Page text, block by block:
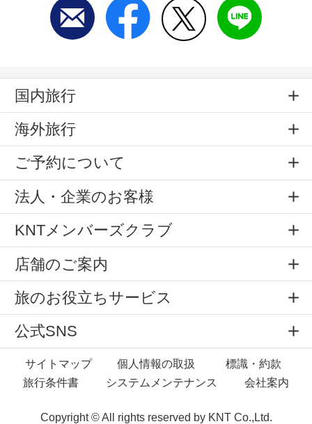
国内旅行
海外旅行
ご予約について
法人・企業のお客様
KNTメンバーズクラブ
店舗のご案内
旅のお役立ちサービス
公式SNS
サイトマップ 個人情報の取扱
標識・約款
旅行条件書
システムメンテナンス 会社案内
Copyright © All rights reserved by KNT Co.,Ltd.